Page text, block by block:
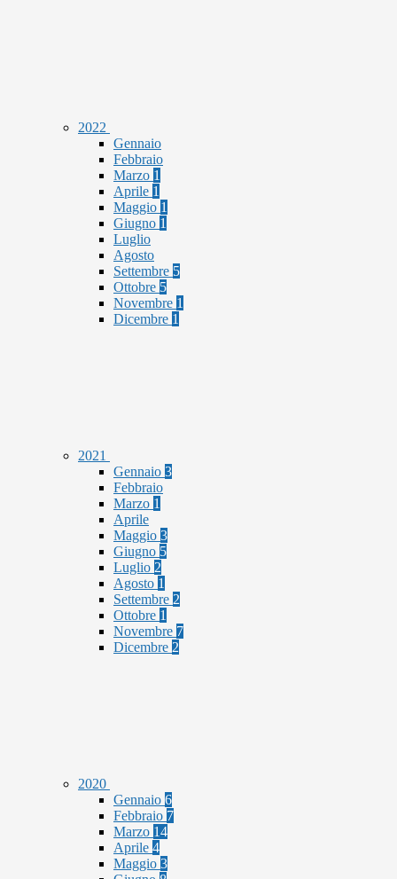
2022
Gennaio
Febbraio
Marzo 1
Aprile 1
Maggio 1
Giugno 1
Luglio
Agosto
Settembre 5
Ottobre 5
Novembre 1
Dicembre 1
2021
Gennaio 3
Febbraio
Marzo 1
Aprile
Maggio 3
Giugno 5
Luglio 2
Agosto 1
Settembre 2
Ottobre 1
Novembre 7
Dicembre 2
2020
Gennaio 6
Febbraio 7
Marzo 14
Aprile 4
Maggio 3